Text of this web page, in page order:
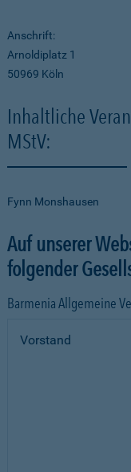
Anschrift:
Arnoldiplatz 1
50969 Köln
Inhaltliche
MStV:
Fynn Monshausen
Auf unserer
folgender
Barmenia Allgemeine
Vorstand